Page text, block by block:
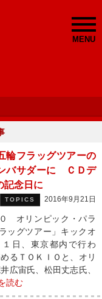
MENU
輪フラッグツアーの
バサダーに ＣＤデ
記念日に
TOPICS 2016年9月21日
オリンピック・パラ
ッグツアー」キックオ
日、東京都内で行わ
るＴＯＫＩＯと、オリ
広宙氏、松田丈志氏、
読む